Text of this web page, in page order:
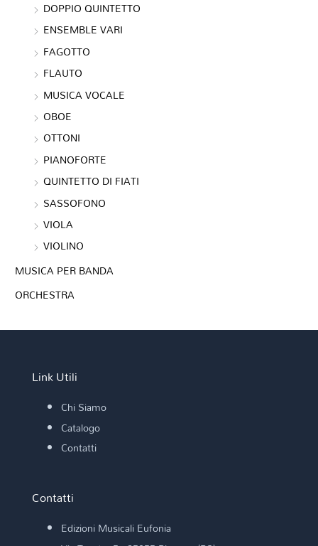
DOPPIO QUINTETTO
ENSEMBLE VARI
FAGOTTO
FLAUTO
MUSICA VOCALE
OBOE
OTTONI
PIANOFORTE
QUINTETTO DI FIATI
SASSOFONO
VIOLA
VIOLINO
MUSICA PER BANDA
ORCHESTRA
Link Utili
Chi Siamo
Catalogo
Contatti
Contatti
Edizioni Musicali Eufonia